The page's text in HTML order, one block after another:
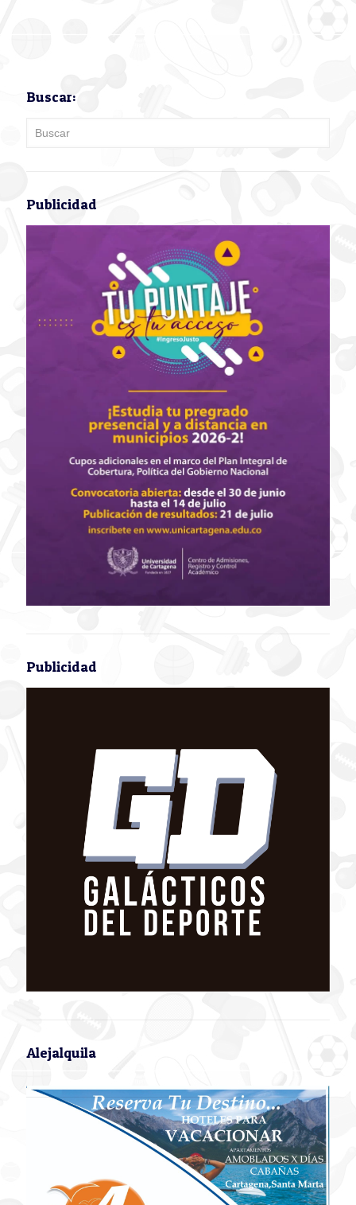
Buscar:
Publicidad
Publicidad
Alejalquila